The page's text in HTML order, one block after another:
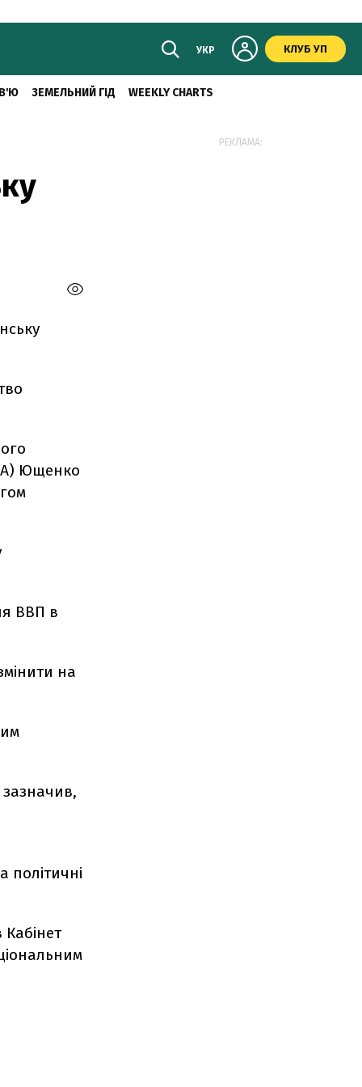
УКР КЛУБ УП
ЗЕМЕЛЬНИЙ ГІД WEEKLY CHARTS
Ющенко
ВВП в
на
політичні
РЕКЛАМА: